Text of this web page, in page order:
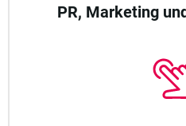
PR, Marketing